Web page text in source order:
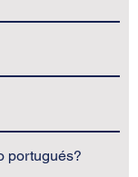
portugués?